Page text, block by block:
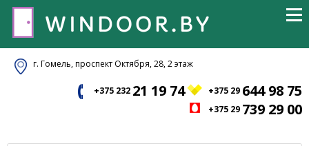
г. Гомель, проспект Октября, 28, 2 этаж
+375 232 21 19 74 +375 29 644 98 75
+375 29 739 29 00